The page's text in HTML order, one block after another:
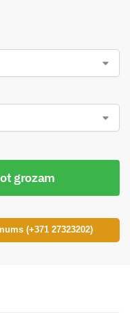
grozam
(+371 27323202)